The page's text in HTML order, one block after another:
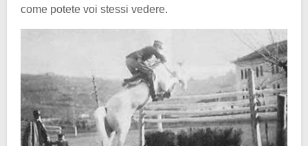
come potete voi stessi vedere.